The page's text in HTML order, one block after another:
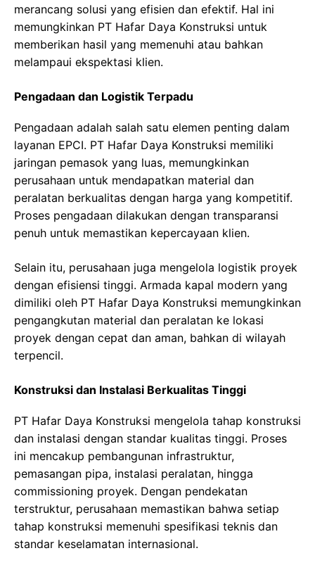
merancang solusi yang efisien dan efektif. Hal ini
memungkinkan PT Hafar Daya Konstruksi untuk
memberikan hasil yang memenuhi atau bahkan
melampaui ekspektasi klien.
Pengadaan dan Logistik Terpadu
Pengadaan adalah salah satu elemen penting dalam
layanan EPCI. PT Hafar Daya Konstruksi memiliki
jaringan pemasok yang luas, memungkinkan
perusahaan untuk mendapatkan material dan
peralatan berkualitas dengan harga yang kompetitif.
Proses pengadaan dilakukan dengan transparansi
penuh untuk memastikan kepercayaan klien.
Selain itu, perusahaan juga mengelola logistik proyek
dengan efisiensi tinggi. Armada kapal modern yang
dimiliki oleh PT Hafar Daya Konstruksi memungkinkan
pengangkutan material dan peralatan ke lokasi
proyek dengan cepat dan aman, bahkan di wilayah
terpencil.
Konstruksi dan Instalasi Berkualitas Tinggi
PT Hafar Daya Konstruksi mengelola tahap konstruksi
dan instalasi dengan standar kualitas tinggi. Proses
ini mencakup pembangunan infrastruktur,
pemasangan pipa, instalasi peralatan, hingga
commissioning proyek. Dengan pendekatan
terstruktur, perusahaan memastikan bahwa setiap
tahap konstruksi memenuhi spesifikasi teknis dan
standar keselamatan internasional.